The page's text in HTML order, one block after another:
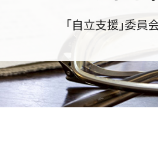
「自立支援」委員